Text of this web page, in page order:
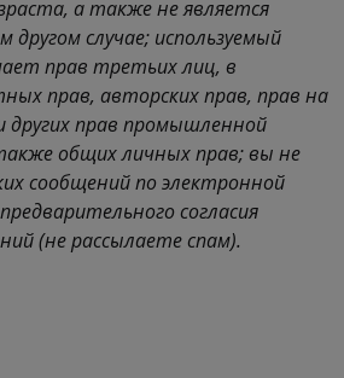
а также не является
случае; используемый
прав третьих лиц, в
прав, авторских прав, прав на
других прав промышленной
общих личных прав; вы не
сообщений по электронной
согласия
(не рассылаете спам).